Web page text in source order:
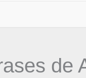
de